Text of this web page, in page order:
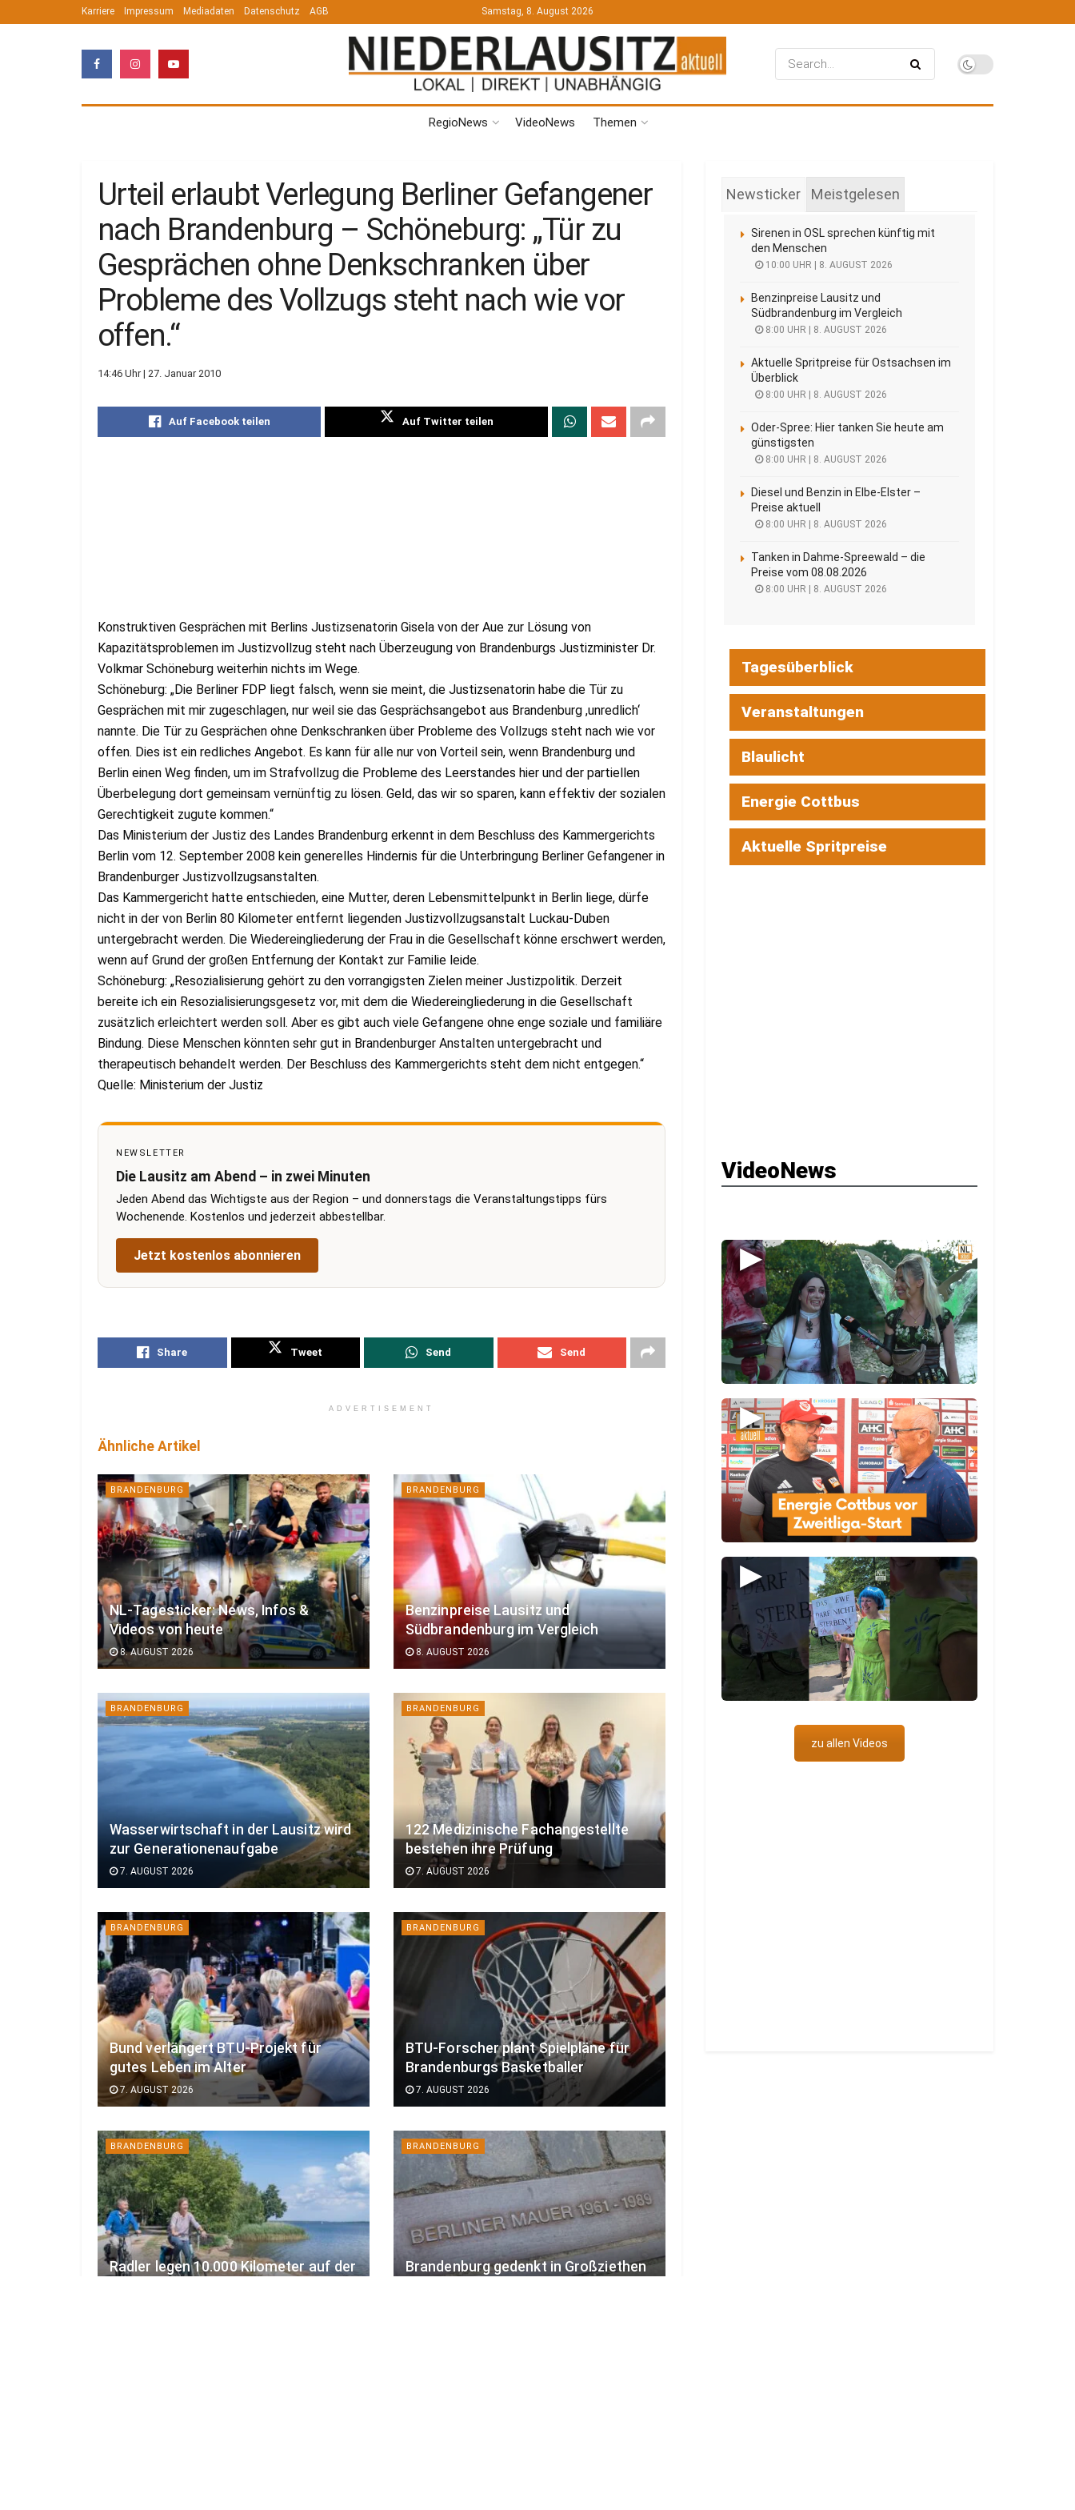
Karriere Impressum Mediadaten Datenschutz AGB Samstag, 8. August 2026
RegioNews VideoNews Themen
Urteil erlaubt Verlegung Berliner Gefangener
nach Brandenburg – Schöneburg: „Tür zu
Gesprächen ohne Denkschranken über
Probleme des Vollzugs steht nach wie vor
offen.“
14:46 Uhr | 27. Januar 2010
Auf Facebook teilen Auf Twitter teilen
Konstruktiven Gesprächen mit Berlins Justizsenatorin Gisela von der Aue zur Lösung von
Kapazitätsproblemen im Justizvollzug steht nach Überzeugung von Brandenburgs Justizminister Dr.
Volkmar Schöneburg weiterhin nichts im Wege.
Schöneburg: „Die Berliner FDP liegt falsch, wenn sie meint, die Justizsenatorin habe die Tür zu
Gesprächen mit mir zugeschlagen, nur weil sie das Gesprächsangebot aus Brandenburg ,unredlich‘
nannte. Die Tür zu Gesprächen ohne Denkschranken über Probleme des Vollzugs steht nach wie vor
offen. Dies ist ein redliches Angebot. Es kann für alle nur von Vorteil sein, wenn Brandenburg und
Berlin einen Weg finden, um im Strafvollzug die Probleme des Leerstandes hier und der partiellen
Überbelegung dort gemeinsam vernünftig zu lösen. Geld, das wir so sparen, kann effektiv der sozialen
Gerechtigkeit zugute kommen.“
Das Ministerium der Justiz des Landes Brandenburg erkennt in dem Beschluss des Kammergerichts
Berlin vom 12. September 2008 kein generelles Hindernis für die Unterbringung Berliner Gefangener in
Brandenburger Justizvollzugsanstalten.
Das Kammergericht hatte entschieden, eine Mutter, deren Lebensmittelpunkt in Berlin liege, dürfe
nicht in der von Berlin 80 Kilometer entfernt liegenden Justizvollzugsanstalt Luckau-Duben
untergebracht werden. Die Wiedereingliederung der Frau in die Gesellschaft könne erschwert werden,
wenn auf Grund der großen Entfernung der Kontakt zur Familie leide.
Schöneburg: „Resozialisierung gehört zu den vorrangigsten Zielen meiner Justizpolitik. Derzeit
bereite ich ein Resozialisierungsgesetz vor, mit dem die Wiedereingliederung in die Gesellschaft
zusätzlich erleichtert werden soll. Aber es gibt auch viele Gefangene ohne enge soziale und familiäre
Bindung. Diese Menschen könnten sehr gut in Brandenburger Anstalten untergebracht und
therapeutisch behandelt werden. Der Beschluss des Kammergerichts steht dem nicht entgegen.“
Quelle: Ministerium der Justiz
NEWSLETTER
Die Lausitz am Abend – in zwei Minuten
Jeden Abend das Wichtigste aus der Region – und donnerstags die Veranstaltungstipps fürs
Wochenende. Kostenlos und jederzeit abbestellbar.
Jetzt kostenlos abonnieren
Share Tweet Send Send
ADVERTISEMENT
Ähnliche Artikel
BRANDENBURG
NL-Tagesticker: News, Infos &
Videos von heute
8. AUGUST 2026
BRANDENBURG
Benzinpreise Lausitz und
Südbrandenburg im Vergleich
8. AUGUST 2026
BRANDENBURG
Wasserwirtschaft in der Lausitz wird
zur Generationenaufgabe
7. AUGUST 2026
BRANDENBURG
122 Medizinische Fachangestellte
bestehen ihre Prüfung
7. AUGUST 2026
BRANDENBURG
Bund verlängert BTU-Projekt für
gutes Leben im Alter
7. AUGUST 2026
BRANDENBURG
BTU-Forscher plant Spielpläne für
Brandenburgs Basketballer
7. AUGUST 2026
BRANDENBURG
Radler legen 10.000 Kilometer auf der
BRANDENBURG
Brandenburg gedenkt in Großziethen
Newsticker Meistgelesen
Sirenen in OSL sprechen künftig mit
den Menschen
10:00 UHR | 8. AUGUST 2026
Benzinpreise Lausitz und
Südbrandenburg im Vergleich
8:00 UHR | 8. AUGUST 2026
Aktuelle Spritpreise für Ostsachsen im
Überblick
8:00 UHR | 8. AUGUST 2026
Oder-Spree: Hier tanken Sie heute am
günstigsten
8:00 UHR | 8. AUGUST 2026
Diesel und Benzin in Elbe-Elster –
Preise aktuell
8:00 UHR | 8. AUGUST 2026
Tanken in Dahme-Spreewald – die
Preise vom 08.08.2026
8:00 UHR | 8. AUGUST 2026
Tagesüberblick
Veranstaltungen
Blaulicht
Energie Cottbus
Aktuelle Spritpreise
VideoNews
▶
▶
▶
zu allen Videos